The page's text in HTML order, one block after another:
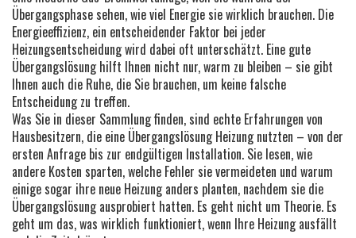
Übergangsphase sehen, wie viel Energie sie wirklich brauchen. Die
Energieeffizienz, ein entscheidender Faktor bei jeder
Heizungsentscheidungwird dabei oft unterschätzt. Eine gute
Übergangslösung hilft Ihnen nicht nur, warm zu bleiben – sie gibt
Ihnen auch die Ruhe, die Sie brauchen, um keine falsche
Entscheidung zu treffen.
Was Sie in dieser Sammlung finden, sind echte Erfahrungen von
Hausbesitzern, die eine Übergangslösung Heizung nutzten – von der
ersten Anfrage bis zur endgültigen Installation. Sie lesen, wie
andere Kosten sparten, welche Fehler sie vermeideten und warum
einige sogar ihre neue Heizung anders planten, nachdem sie die
Übergangslösung ausprobiert hatten. Es geht nicht um Theorie. Es
geht um das, was wirklich funktioniert, wenn Ihre Heizung ausfällt